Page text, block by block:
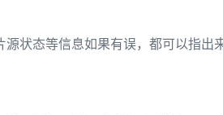
状态等信息如果有误，都可以指出